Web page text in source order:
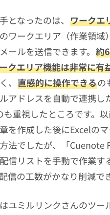
となったのは、 ワークエ
ワークエリア（作業領
ールを送信できます。 約
クエリア機能は非常に有
、 直感的に操作できるの
アドレスを自動で連携
も重視したところです。
を作成した後にExcelの
法でしたが、「Cuenote
信リストを手動で作業
信の工数がかなり削減
ユミルリンクさんのツ